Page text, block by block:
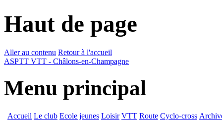
Haut de page
Aller au contenu Retour à l'accueil
ASPTT VTT - Châlons-en-Champagne
Menu principal
Accueil Le club Ecole jeunes Loisir VTT Route Cyclo-cross